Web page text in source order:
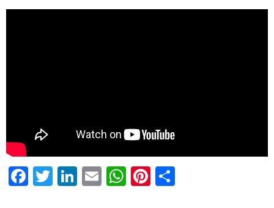
Facebook
Twitter
LinkedIn
EmailWhatsApp
Pinterest